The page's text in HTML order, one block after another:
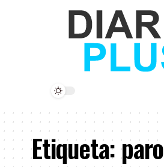
Etiqueta:paro